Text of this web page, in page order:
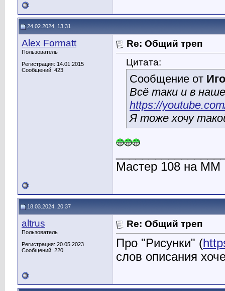
24.02.2024, 13:31
Alex Formatt
Пользователь
Регистрация: 14.01.2015
Сообщений: 423
Re: Общий треп
Цитата:
Сообщение от
Всё таки и в
https://
Я тоже хочу
Мастер 108 на ММ
18.03.2024, 20:37
altrus
Пользователь
Регистрация: 20.05.2023
Сообщений: 220
Re: Общий треп
Про "Рисунки" (
слов описания